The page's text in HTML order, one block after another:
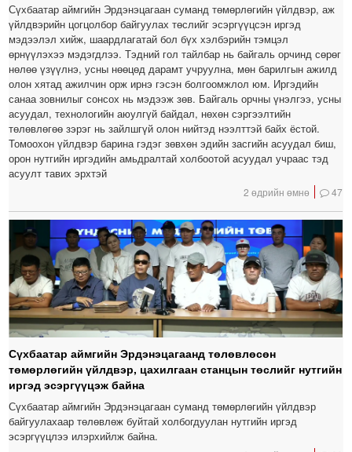
Сүхбаатар аймгийн Эрдэнэцагаан суманд төмөрлөгийн үйлдвэр, аж
үйлдвэрийн цогцолбор байгуулах төслийг эсэргүүцсэн иргэд
мэдээлэл хийж, шаардлагатай бол бүх хэлбэрийн тэмцэл
өрнүүлэхээ мэдэгдлээ. Тэдний гол тайлбар нь байгаль орчинд сөрөг
нөлөө үзүүлнэ, усны нөөцөд дарамт учруулна, мөн барилгын ажилд
олон хятад ажилчин орж ирнэ гэсэн болгоомжлол юм. Иргэдийн
санаа зовнилыг сонсох нь мэдээж зөв. Байгаль орчны үнэлгээ, усны
асуудал, технологийн аюулгүй байдал, нөхөн сэргээлтийн
төлөвлөгөө зэрэг нь зайлшгүй олон нийтэд нээлттэй байх ёстой.
Томоохон үйлдвэр барина гэдэг зөвхөн эдийн засгийн асуудал биш,
орон нутгийн иргэдийн амьдралтай холбоотой асуудал учраас тэд
асуулт тавих эрхтэй
2 өдрийн өмнө 47
Сүхбаатар аймгийн Эрдэнэцагаанд төлөвлөсөн
төмөрлөгийн үйлдвэр, цахилгаан станцын төслийг нутгийн
иргэд эсэргүүцэж байна
Сүхбаатар аймгийн Эрдэнэцагаан суманд төмөрлөгийн үйлдвэр
байгуулахаар төлөвлөж буйтай холбогдуулан нутгийн иргэд
эсэргүүцлээ илэрхийлж байна.